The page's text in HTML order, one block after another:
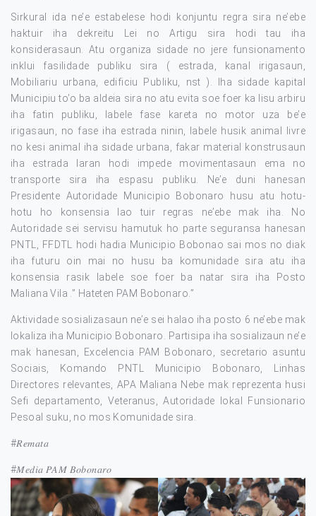
Sirkural ida ne’e estabelese hodi konjuntu regra sira ne’ebe
haktuir iha dekreitu Lei no Artigu sira hodi tau iha
konsiderasaun. Atu organiza sidade no jere funsionamento
inklui fasilidade publiku sira ( estrada, kanal irigasaun,
Mobiliariu urbana, edificiu Publiku, nst ). Iha sidade kapital
Municipiu to’o ba aldeia sira no atu evita soe foer ka lisu arbiru
iha fatin publiku, labele fase kareta no motor uza be’e
irigasaun, no fase iha estrada ninin, labele husik animal livre
no kesi animal iha sidade urbana, fakar material konstrusaun
iha estrada laran hodi impede movimentasaun ema no
transporte sira iha espasu publiku. Ne’e duni hanesan
Presidente Autoridade Municipio Bobonaro husu atu hotu-
hotu ho konsensia lao tuir regras ne’ebe mak iha. No
Autoridade sei servisu hamutuk ho parte seguransa hanesan
PNTL, FFDTL hodi hadia Municipio Bobonao sai mos no diak
iha futuru oin mai no husu ba komunidade sira atu iha
konsensia rasik labele soe foer ba natar sira iha Posto
Maliana Vila .” Hateten PAM Bobonaro.”
Aktividade sosializasaun ne’e sei halao iha posto 6 ne’ebe mak
lokaliza iha Municipio Bobonaro. Partisipa iha sosializaun ne’e
mak hanesan, Excelencia PAM Bobonaro, secretario asuntu
Sociais, Komando PNTL Municipio Bobonaro, Linhas
Directores relevantes, APA Maliana Nebe mak reprezenta husi
Sefi departamento, Veteranus, Autoridade lokal Funsionario
Pesoal suku, no mos Komunidade sira.
#𝑅𝑒𝑚𝑎𝑡𝑎
#𝑀𝑒𝑑𝑖𝑎 𝑃𝐴𝑀 𝐵𝑜𝑏𝑜𝑛𝑎𝑟𝑜